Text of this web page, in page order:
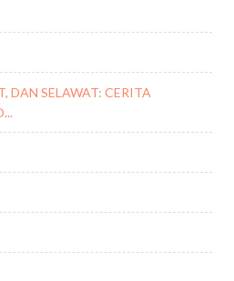
DAN SELAWAT: CERITA